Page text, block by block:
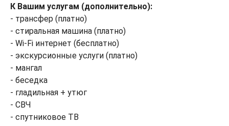
К Вашим услугам (дополнительно):
- трансфер (платно)
- стиральная машина (платно)
- Wi-Fi интернет (бесплатно)
- экскурсионные услуги (платно)
- мангал
- беседка
- гладильная + утюг
- СВЧ
- спутниковое ТВ